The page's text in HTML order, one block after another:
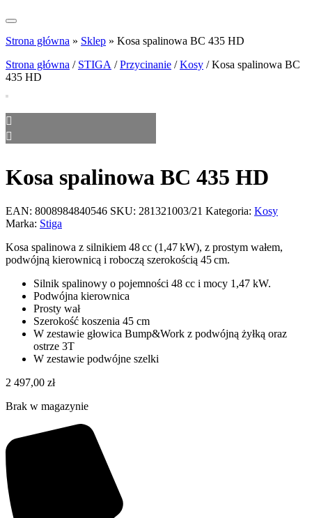
Strona główna » Sklep » Kosa spalinowa BC 435 HD
Strona główna / STIGA /Przycinanie /Kosy / Kosa spalinowa BC
435 HD
Kosa spalinowa BC 435 HD
EAN: 8008984840546 SKU: 281321003/21 Kategoria: Kosy
Marka: Stiga
Kosa spalinowa z silnikiem 48 cc (1,47 kW), z prostym wałem,
podwójną kierownicą i roboczą szerokością 45 cm.
Silnik spalinowy o pojemności 48 cc i mocy 1,47 kW.
Podwójna kierownica
Prosty wał
Szerokość koszenia 45 cm
W zestawie głowica Bump&Work z podwójną żyłką oraz
ostrze 3T
W zestawie podwójne szelki
2 497,00 zł
Brak w magazynie